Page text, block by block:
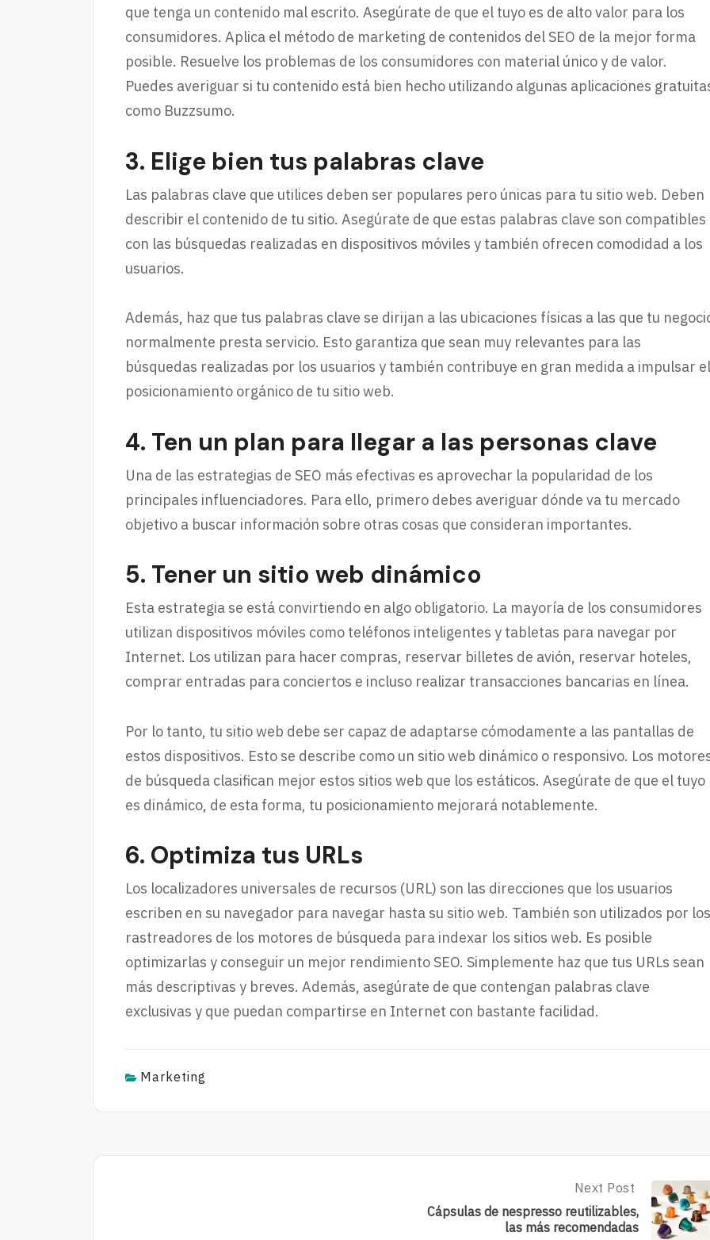
que tenga un contenido mal escrito. Asegúrate de que el tuyo es de alto valor para los
consumidores. Aplica el método de marketing de contenidos del SEO de la mejor forma
posible. Resuelve los problemas de los consumidores con material único y de valor.
Puedes averiguar si tu contenido está bien hecho utilizando algunas aplicaciones
como Buzzsumo.
3. Elige bien tus palabras clave
Las palabras clave que utilices deben ser populares pero únicas para tu sitio web. Deben
describir el contenido de tu sitio. Asegúrate de que estas palabras clave son compatibles
con las búsquedas realizadas en dispositivos móviles y también ofrecen comodidad a los
usuarios.
Además, haz que tus palabras clave se dirijan a las ubicaciones físicas a las que tu
normalmente presta servicio. Esto garantiza que sean muy relevantes para las
búsquedas realizadas por los usuarios y también contribuye en gran medida a impulsar el
posicionamiento orgánico de tu sitio web.
4. Ten un plan para llegar a las personas clave
Una de las estrategias de SEO más efectivas es aprovechar la popularidad de los
principales influenciadores. Para ello, primero debes averiguar dónde va tu mercado
objetivo a buscar información sobre otras cosas que consideran importantes.
5. Tener un sitio web dinámico
Esta estrategia se está convirtiendo en algo obligatorio. La mayoría de los consumidores
utilizan dispositivos móviles como teléfonos inteligentes y tabletas para navegar por
Internet. Los utilizan para hacer compras, reservar billetes de avión, reservar hoteles,
comprar entradas para conciertos e incluso realizar transacciones bancarias en línea.
Por lo tanto, tu sitio web debe ser capaz de adaptarse cómodamente a las pantallas de
estos dispositivos. Esto se describe como un sitio web dinámico o responsivo. Los
de búsqueda clasifican mejor estos sitios web que los estáticos. Asegúrate de que el tuyo
es dinámico, de esta forma, tu posicionamiento mejorará notablemente.
6. Optimiza tus URLs
Los localizadores universales de recursos (URL) son las direcciones que los usuarios
escriben en su navegador para navegar hasta su sitio web. También son utilizados por los
rastreadores de los motores de búsqueda para indexar los sitios web. Es posible
optimizarlas y conseguir un mejor rendimiento SEO. Simplemente haz que tus URLs sean
más descriptivas y breves. Además, asegúrate de que contengan palabras clave
exclusivas y que puedan compartirse en Internet con bastante facilidad.
Marketing
Next
Post:
Cápsulas
Next Post
Cápsulas de nespresso reutilizables,
las más recomendadas